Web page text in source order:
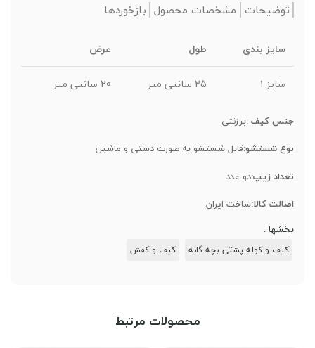
توضیحات مشخصات محصول بازخوردها
سایز بندی طول
عرض
سایز ۱
25 سانتی متر 20 سانتی متر
جنس کیف :‌برزنتی
نوع شستشو:قابل شستشو به صورت دستی و ماشین
تعداد زیپ:دو عدد
اصالت کالا:ساخت ایران
بخشها :
کیف و کوله پشتی بچه گانه کیف و کفش
محصولات مرتبط